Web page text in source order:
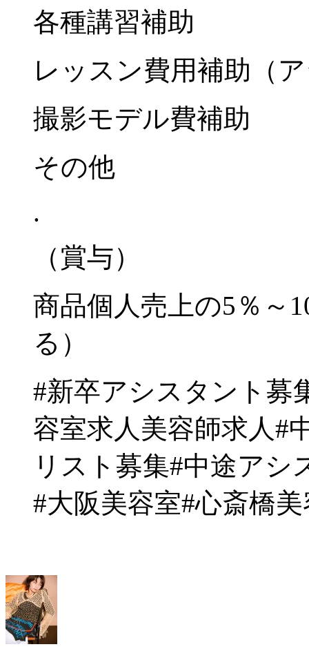
各種講習補助
レッスン費用補助（
撮影モデル費補助
その他
.
（賞与）
商品個人売上の5％～
る）
#新卒アシスタント募
容室求人美容師求人#
リスト募集#中途アシ
#大阪美容室#心斎橋